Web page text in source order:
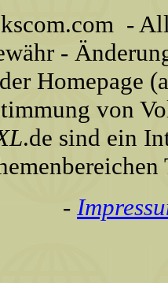
-
-
Homepage
von
.de sind ein
-